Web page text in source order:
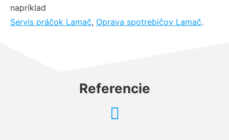
napríklad
Servis práčok Lamač, Oprava spotrebičov Lamač.
Referencie